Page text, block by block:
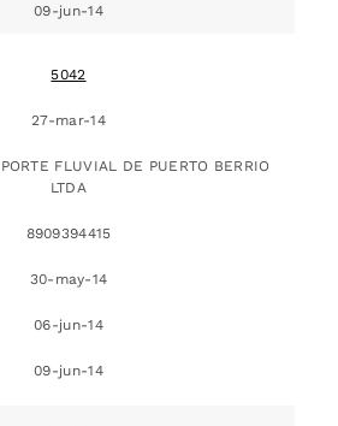
09-jun-14
5042
27-mar-14
FLUVIAL DE PUERTO BERRIO
LTDA
8909394415
30-may-14
06-jun-14
09-jun-14